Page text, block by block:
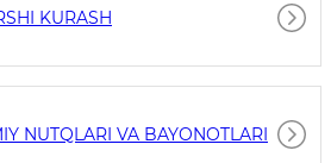
KURASH
NUTQLARI VA BAYONOTLARI